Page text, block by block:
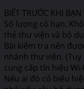
BIẾT TRƯỚC KHI
Số lượng có hạn.
thẻ thư viện và bộ
Bài kiểm tra nên
nhánh thư viện.
cung cấp tín hiệu
Nếu ai đó có biểu